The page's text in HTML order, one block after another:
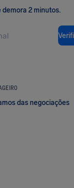
demora 2 minutos.
das negociações